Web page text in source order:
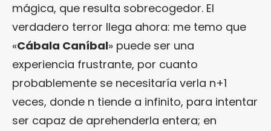
mágica, que resulta sobrecogedor. El
verdadero terror llega ahora: me temo que
«Cábala Caníbal» puede ser una
experiencia frustrante, por cuanto
probablemente se necesitaría verla n+1
veces, donde n tiende a infinito, para intentar
ser capaz de aprehenderla entera; en